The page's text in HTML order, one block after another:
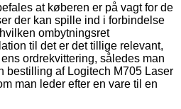
at køberen er på vagt for de
der kan spille ind i forbindelse
ombytningsret
til det er det tillige relevant,
ordrekvittering, således man
bestilling af Logitech M705 Laser
man leder efter en vare til en